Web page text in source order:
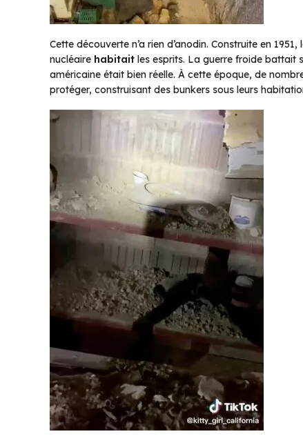
Cette découverte n’a rien d’anodin. Construite en
nucléaire habitait les esprits. La guerre froide battait
américaine était bien réelle. À cette époque, de
protéger, construisant des bunkers sous leurs